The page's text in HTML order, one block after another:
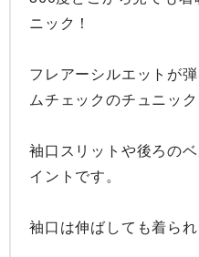
ニック！
フレアーシルエットが
ムチェックのチュニッ
袖口スリットや後ろの
イントです。
袖口は伸ばしても着られ